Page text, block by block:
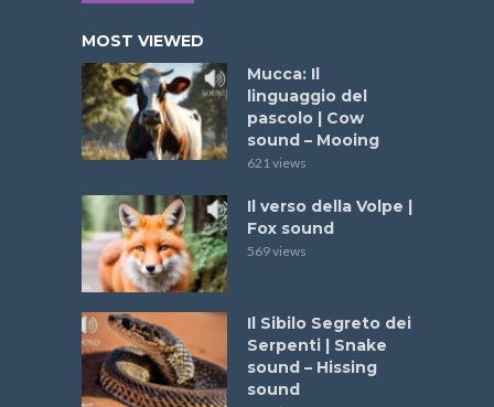
MOST VIEWED
Mucca: Il
linguaggio del
pascolo | Cow
sound – Mooing
621 views
Il verso della Volpe |
Fox sound
569 views
Il Sibilo Segreto dei
Serpenti | Snake
sound – Hissing
sound